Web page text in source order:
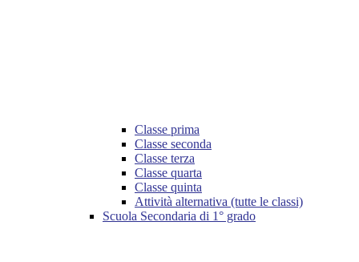
Classe prima
Classe seconda
Classe terza
Classe quarta
Classe quinta
Attività alternativa (tutte le classi)
Scuola Secondaria di 1° grado